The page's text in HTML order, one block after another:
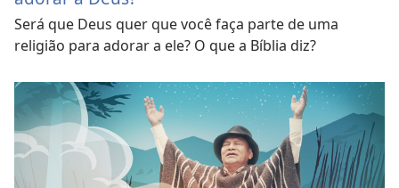
Será que Deus quer que você faça parte de uma
religião para adorar a ele? O que a Bíblia diz?